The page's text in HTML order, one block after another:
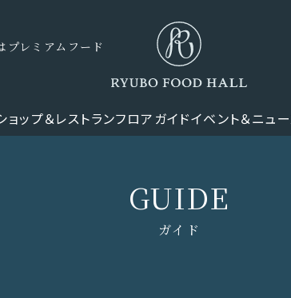
レミアムフード
ョップ＆レストランフロアガイドイベント＆ニュ
GUIDE
ガイド